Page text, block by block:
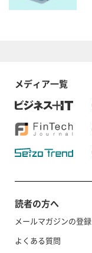
メディア一覧
読者の方へ
メールマガジンの登録
よくある質問